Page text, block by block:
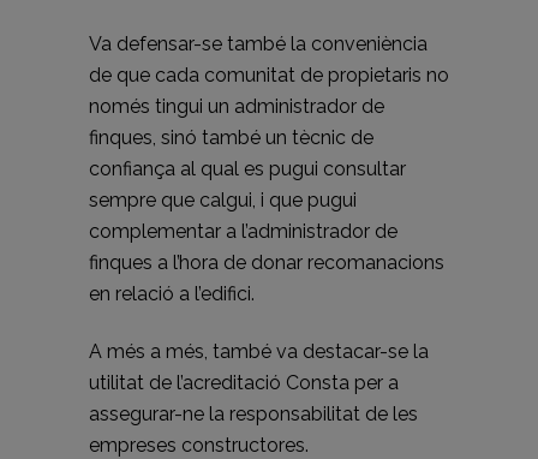
Va defensar-se també la conveniència
de que cada comunitat de propietaris no
només tingui un administrador de
finques, sinó també un tècnic de
confiança al qual es pugui consultar
sempre que calgui, i que pugui
complementar a l’administrador de
finques a l’hora de donar recomanacions
en relació a l’edifici.
A més a més, també va destacar-se la
utilitat de l’acreditació Consta per a
assegurar-ne la responsabilitat de les
empreses constructores.